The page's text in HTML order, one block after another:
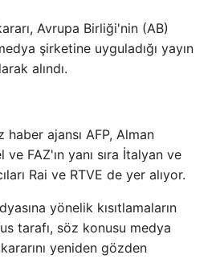
Avrupa Birliği'nin (AB)
şirketine uyguladığı yayın
alındı.
haber ajansı AFP, Alman
ve FAZ'ın yanı sıra İtalyan ve
Rai ve RTVE de yer alıyor.
yönelik kısıtlamaların
tarafı, söz konusu medya
yeniden gözden